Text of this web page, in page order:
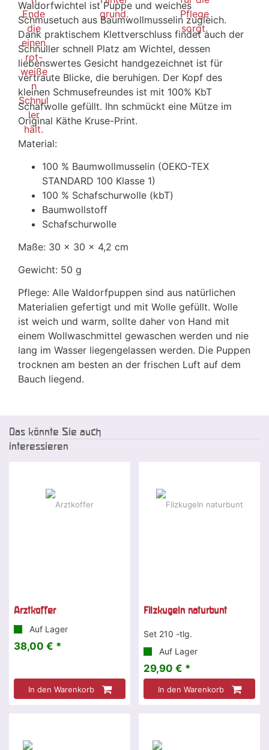
Waldorfwichtel ist Puppe und weiches
Schmusetuch aus Baumwollmusselin zugleich.
Dank praktischem Klettverschluss findet auch der
Schnuller schnell Platz am Wichtel, dessen
liebenswertes Gesicht handgezeichnet ist für
vertraute Blicke, die beruhigen. Der Kopf des
kleinen Schmusefreundes ist mit 100% KbT
Schafwolle gefüllt. Ihn schmückt eine Mütze im
Original Käthe Kruse-Print.
Material:
100 % Baumwollmusselin (OEKO-TEX
STANDARD 100 Klasse 1)
100 % Schafschurwolle (kbT)
Baumwollstoff
Schafschurwolle
Maße: 30 x 30 x 4,2 cm
Gewicht: 50 g
Pflege: Alle Waldorfpuppen sind aus natürlichen
Materialien gefertigt und mit Wolle gefüllt. Wolle
ist weich und warm, sollte daher von Hand mit
einem Wollwaschmittel gewaschen werden und nie
lang im Wasser liegengelassen werden. Die Puppen
trocknen am besten an der frischen Luft auf dem
Bauch liegend.
Das könnte Sie auch
interessieren
Arztkoffer
Auf Lager
38,00 € *
In den Warenkorb
Filzkugeln naturbunt
Set 210 -tlg.
Auf Lager
29,90 € *
In den Warenkorb